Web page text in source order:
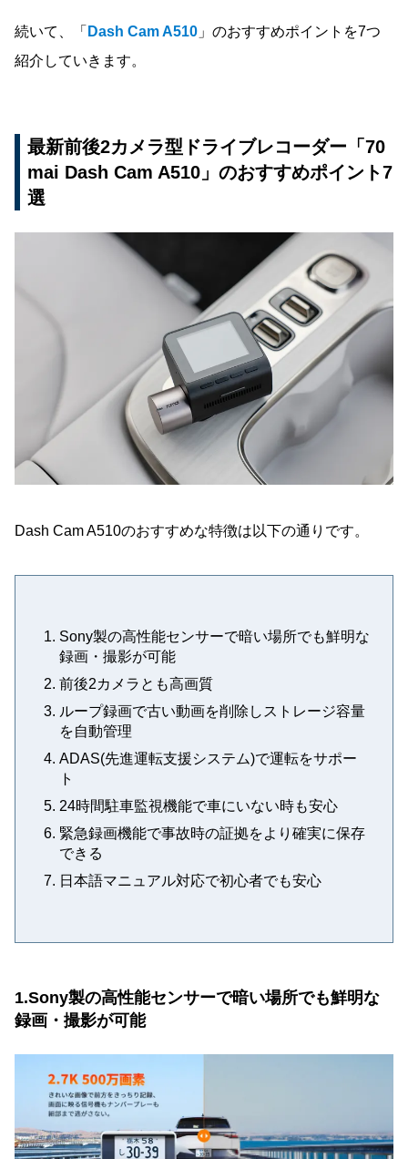
続いて、「 Dash Cam A510 」のおすすめポイントを7つ
紹介していきます。
最新前後2カメラ型ドライブレコーダー「70
mai Dash Cam A510」のおすすめポイント7
選
Dash Cam A510のおすすめな特徴は以下の通りです。
Sony製の高性能センサーで暗い場所でも鮮明な
録画・撮影が可能
前後2カメラとも高画質
ループ録画で古い動画を削除しストレージ容量
を自動管理
ADAS(先進運転支援システム)で運転をサポー
ト
24時間駐車監視機能で車にいない時も安心
緊急録画機能で事故時の証拠をより確実に保存
できる
日本語マニュアル対応で初心者でも安心
1.Sony製の高性能センサーで暗い場所でも鮮明な
録画・撮影が可能